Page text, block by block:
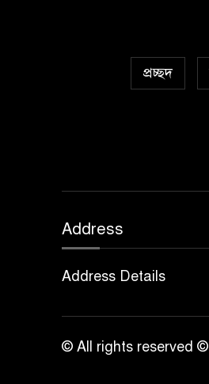
প্রচ্ছদ
Address
Address Details
© All rights reserved